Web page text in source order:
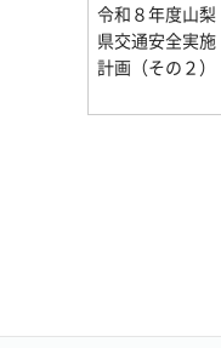
令和８年度山梨
県交通安全実施
計画（その２）